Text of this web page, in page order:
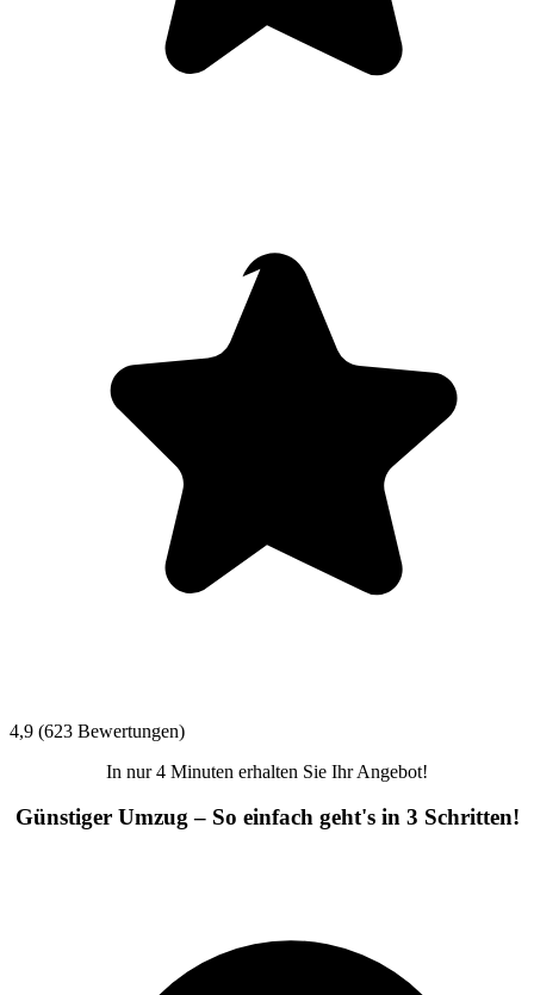
4,9 (623 Bewertungen)
In nur 4 Minuten erhalten Sie Ihr Angebot!
Günstiger Umzug – So einfach geht's in 3 Schritten!